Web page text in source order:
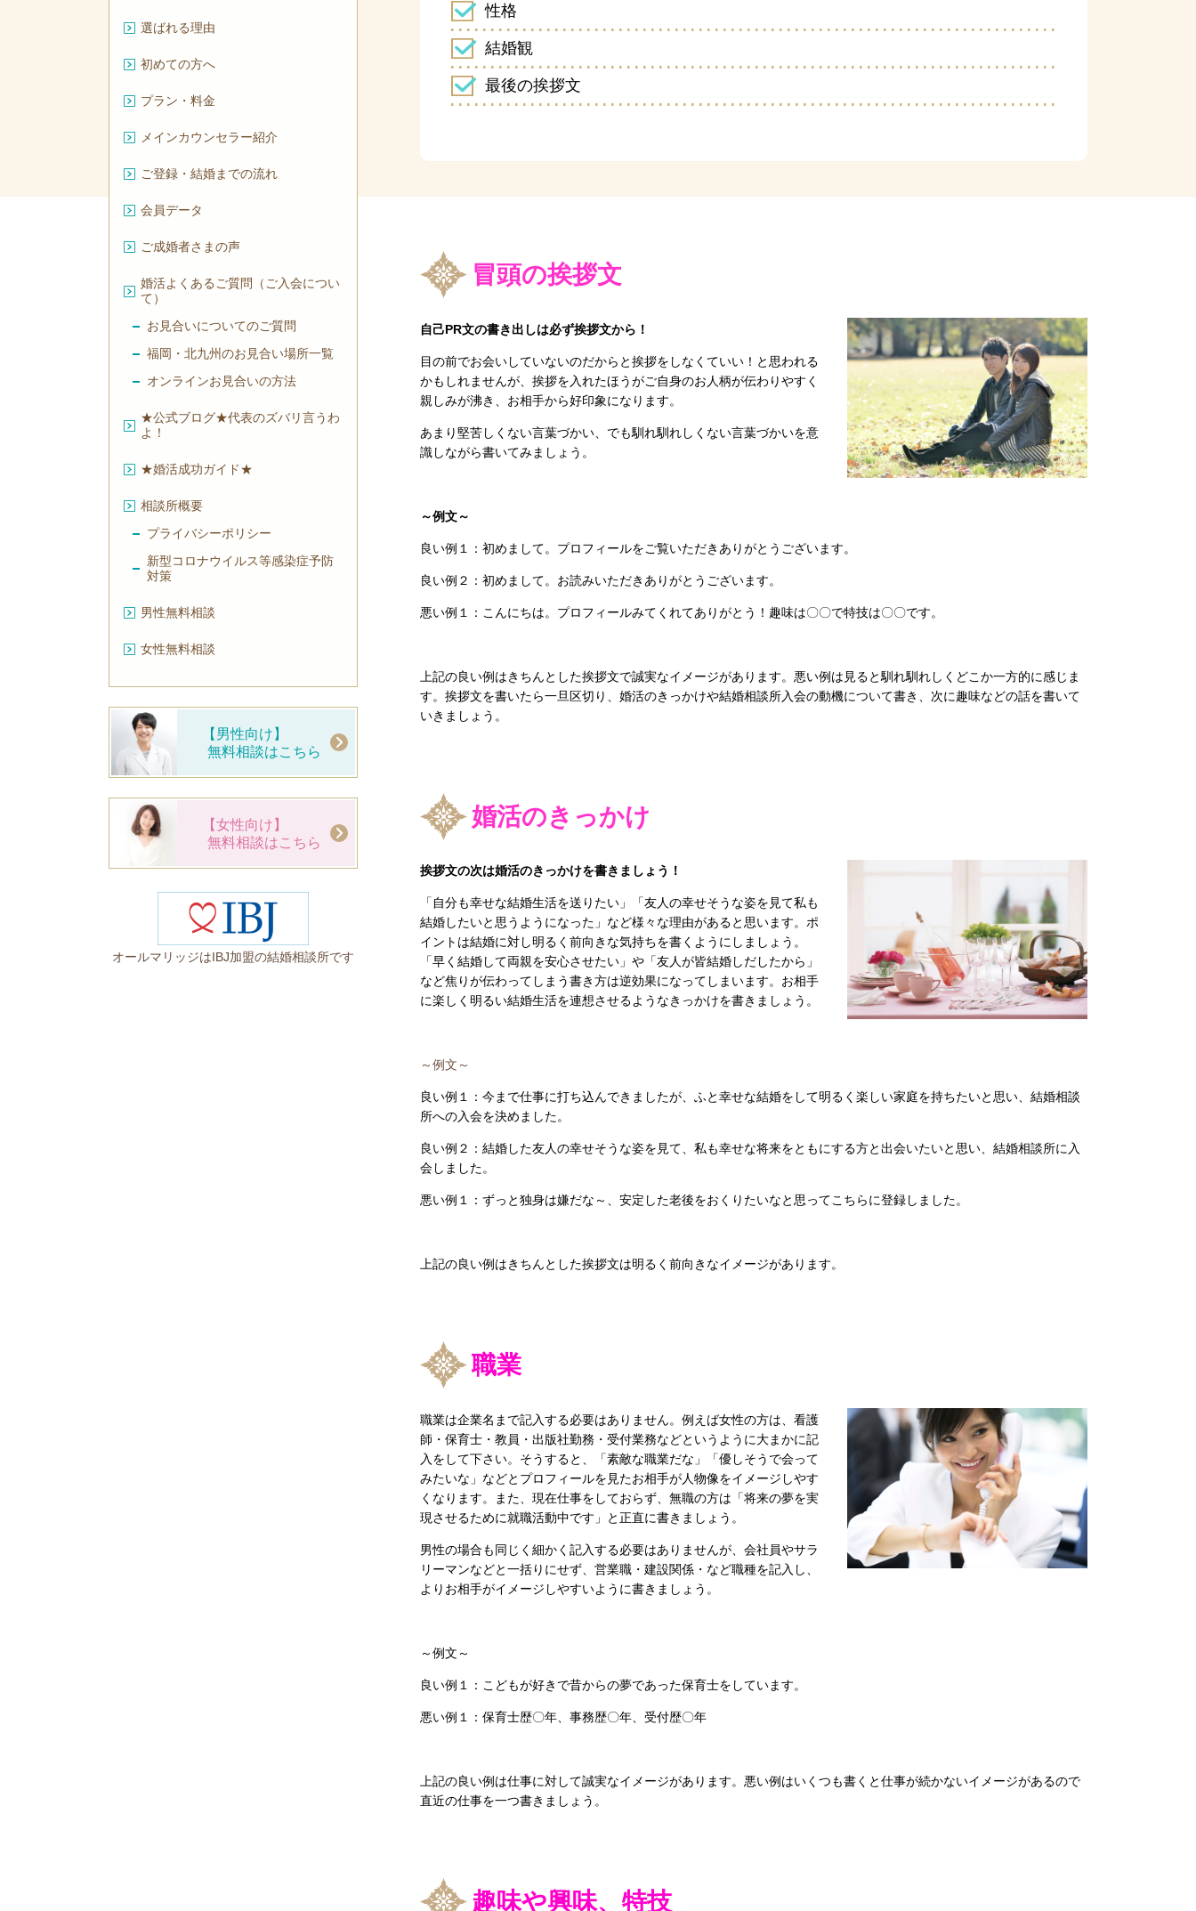
性格
結婚観
最後の挨拶文
冒頭の挨拶文
自己PR文の書き出しは必ず挨拶文から！
目の前でお会いしていないのだからと挨拶をしなくていい！と思われる
かもしれませんが、挨拶を入れたほうがご自身のお人柄が伝わりやすく
親しみが沸き、お相手から好印象になります。
あまり堅苦しくない言葉づかい、でも馴れ馴れしくない言葉づかいを意
識しながら書いてみましょう。
～例文～
良い例１：初めまして。プロフィールをご覧いただきありがとうございます。
良い例２：初めまして。お読みいただきありがとうございます。
悪い例１：こんにちは。プロフィールみてくれてありがとう！趣味は〇〇で特技は〇〇です。
上記の良い例はきちんとした挨拶文で誠実なイメージがあります。悪い例は見ると馴れ馴れしくどこか一方的に感じま
す。挨拶文を書いたら一旦区切り、婚活のきっかけや結婚相談所入会の動機について書き、次に趣味などの話を書いて
いきましょう。
婚活のきっかけ
挨拶文の次は婚活のきっかけを書きましょう！
「自分も幸せな結婚生活を送りたい」「友人の幸せそうな姿を見て私も
結婚したいと思うようになった」など様々な理由があると思います。ポ
イントは結婚に対し明るく前向きな気持ちを書くようにしましょう。
「早く結婚して両親を安心させたい」や「友人が皆結婚しだしたから」
など焦りが伝わってしまう書き方は逆効果になってしまいます。お相手
に楽しく明るい結婚生活を連想させるようなきっかけを書きましょう。
～例文～
良い例１：今まで仕事に打ち込んできましたが、ふと幸せな結婚をして明るく楽しい家庭を持ちたいと思い、結婚相談
所への入会を決めました。
良い例２：結婚した友人の幸せそうな姿を見て、私も幸せな将来をともにする方と出会いたいと思い、結婚相談所に入
会しました。
悪い例１：ずっと独身は嫌だな～、安定した老後をおくりたいなと思ってこちらに登録しました。
上記の良い例はきちんとした挨拶文は明るく前向きなイメージがあります。
職業
職業は企業名まで記入する必要はありません。例えば女性の方は、看護
師・保育士・教員・出版社勤務・受付業務などというように大まかに記
入をして下さい。そうすると、「素敵な職業だな」「優しそうで会って
みたいな」などとプロフィールを見たお相手が人物像をイメージしやす
くなります。また、現在仕事をしておらず、無職の方は「将来の夢を実
現させるために就職活動中です」と正直に書きましょう。
男性の場合も同じく細かく記入する必要はありませんが、会社員やサラ
リーマンなどと一括りにせず、営業職・建設関係・など職種を記入し、
よりお相手がイメージしやすいように書きましょう。
～例文～
良い例１：こどもが好きで昔からの夢であった保育士をしています。
悪い例１：保育士歴〇年、事務歴〇年、受付歴〇年
上記の良い例は仕事に対して誠実なイメージがあります。悪い例はいくつも書くと仕事が続かないイメージがあるので
直近の仕事を一つ書きましょう。
趣味や興味、特技
選ばれる理由
初めての方へ
プラン・料金
メインカウンセラー紹介
ご登録・結婚までの流れ
会員データ
ご成婚者さまの声
婚活よくあるご質問（ご入会につい
て）
お見合いについてのご質問
福岡・北九州のお見合い場所一覧
オンラインお見合いの方法
★公式ブログ★代表のズバリ言うわ
よ！
★婚活成功ガイド★
相談所概要
プライバシーポリシー
新型コロナウイルス等感染症予防
対策
男性無料相談
女性無料相談
【男性向け】
無料相談はこちら
【女性向け】
無料相談はこちら
オールマリッジはIBJ加盟の結婚相談所です